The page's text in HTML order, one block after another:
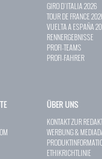
GIRO D`ITALIA 2026
TOUR DE FRANCE
VUELTA A ESPAÑA
RENNERGEBNISSE
PROFI-TEAMS
PROFI-FAHRER
ÜBER UNS
KONTAKT ZUR
WERBUNG &
ETHIKRICHTLINIE